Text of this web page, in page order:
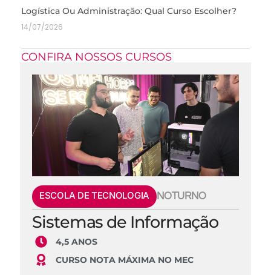
Logística Ou Administração: Qual Curso Escolher?
14/07/2026
CONFIRA NOSSOS CURSOS
ESCOLA DE TECNOLOGIA NOTURNO
Sistemas de Informação
4,5 ANOS
CURSO NOTA MÁXIMA NO MEC